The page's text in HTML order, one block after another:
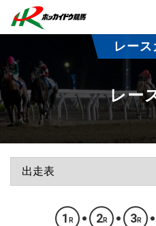
レース
レー
1 R 2R 3R